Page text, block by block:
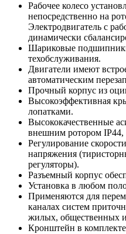
Рабочее колесо
непосредственно на
Электродвигатель с
динамически
Шариковые
техобслуживания.
Двигатели имеют
автоматическим
Прочный корпус из
Высокоэффективная
лопатками.
Высококачественные
внешним ротором IP44,
Регулирование
напряжения
регуляторы).
Разъемный корпус
Установка в любом
Применяются для
каналах систем
жилых, общественных
Кронштейн в